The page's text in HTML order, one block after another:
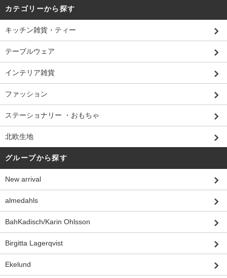
カテゴリーから探す
キッチン雑貨・ティー
テーブルウェア
インテリア雑貨
ファッション
ステーショナリー ・おもちゃ
北欧生地
グループから探す
New arrival
almedahls
BahKadisch/Karin Ohlsson
Birgitta Lagerqvist
Ekelund